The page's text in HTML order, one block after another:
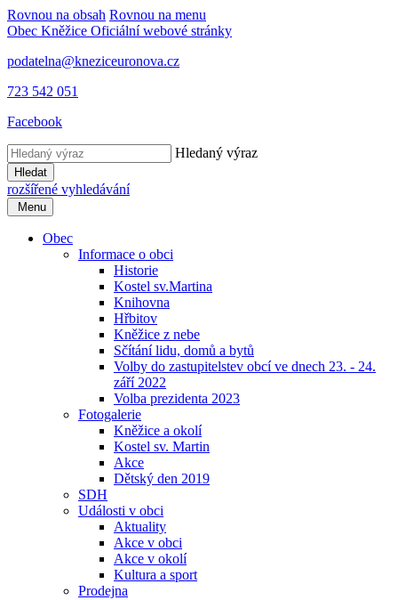
Rovnou na obsah Rovnou na menu
Obec Kněžice Oficiální webové stránky
podatelna@kneziceuronova.cz
723 542 051
Facebook
Hledaný výraz
Hledat
rozšířené vyhledávání
Menu
Obec
Informace o obci
Historie
Kostel sv.Martina
Knihovna
Hřbitov
Kněžice z nebe
Sčítání lidu, domů a bytů
Volby do zastupitelstev obcí ve dnech 23. - 24.
září 2022
Volba prezidenta 2023
Fotogalerie
Kněžice a okolí
Kostel sv. Martin
Akce
Dětský den 2019
SDH
Události v obci
Aktuality
Akce v obci
Akce v okolí
Kultura a sport
Prodejna